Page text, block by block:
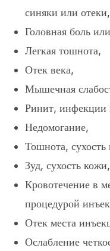
синяки или отеки,
Головная боль
Легкая тошнота,
Отек века,
Мышечная
Ринит, инфекции
Недомогание,
Тошнота, сухость
Зуд, сухость кожи,
Кровотечение в
процедурой
Отек места
Ослабление